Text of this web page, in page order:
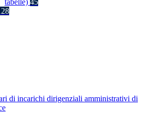
tabelle) 45
di incarichi dirigenziali amministrativi di